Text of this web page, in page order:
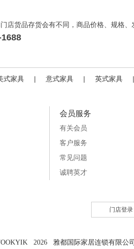
店货品存货会有不同，商品价格、规格
式家具 | 意式家具 | 英式家具 |
会员服务
有关会员
客户服务
常见问题
诚聘英才
门店登录
2026 雅都国际家居连锁有限公